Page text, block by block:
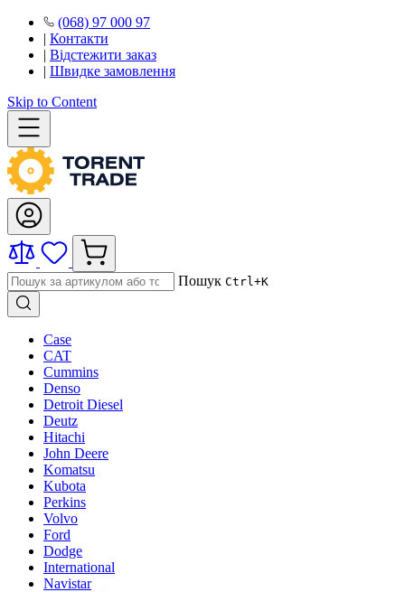
(068) 97 000 97
| Контакти
| Відстежити заказ
| Швидке замовлення
Skip to Content
Пошук Ctrl+K
Case
CAT
Cummins
Denso
Detroit Diesel
Deutz
Hitachi
John Deere
Komatsu
Kubota
Perkins
Volvo
Ford
Dodge
International
Navistar